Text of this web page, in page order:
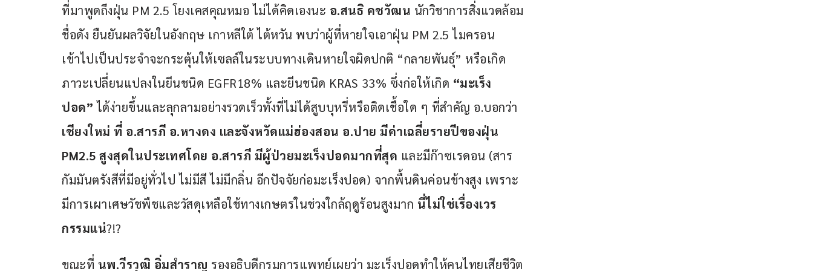
ที่มาพูดถึงฝุ่น PM 2.5 โยงเคสคุณหมอ ไม่ได้คิดเองนะ อ.สนธิ คชวัฒน นักวิชาการสิ่งแวดล้อม
ชื่อดัง ยืนยันผลวิจัยในอังกฤษ เกาหลีใต้ ไต้หวัน พบว่าผู้ที่หายใจเอาฝุ่น PM 2.5 ไมครอน
เข้าไปเป็นประจำจะกระตุ้นให้เซลล์ในระบบทางเดินหายใจผิดปกติ “กลายพันธุ์” หรือเกิด
ภาวะเปลี่ยนแปลงในยีนชนิด EGFR18% และยีนชนิด KRAS 33% ซึ่งก่อให้เกิด “มะเร็ง
ปอด” ได้ง่ายขึ้นและลุกลามอย่างรวดเร็วทั้งที่ไม่ได้สูบบุหรี่หรือติดเชื้อใด ๆ ที่สำคัญ อ.บอกว่า
เชียงใหม่ ที่ อ.สารภี อ.หางดง และจังหวัดแม่ฮ่องสอน อ.ปาย มีค่าเฉลี่ยรายปีของฝุ่น
PM2.5 สูงสุดในประเทศโดย อ.สารภี มีผู้ป่วยมะเร็งปอดมากที่สุด และมีก๊าซเรดอน (สาร
กัมมันตรังสีที่มีอยู่ทั่วไป ไม่มีสี ไม่มีกลิ่น อีกปัจจัยก่อมะเร็งปอด) จากพื้นดินค่อนข้างสูง เพราะ
มีการเผาเศษวัชพืชและวัสดุเหลือใช้ทางเกษตรในช่วงใกล้ฤดูร้อนสูงมาก นี่ไม่ใช่เรื่องเวร
กรรมแน่?!?
ขณะที่ นพ.วีรวุฒิ อิ่มสำราญ รองอธิบดีกรมการแพทย์เผยว่า มะเร็งปอดทำให้คนไทยเสียชีวิต